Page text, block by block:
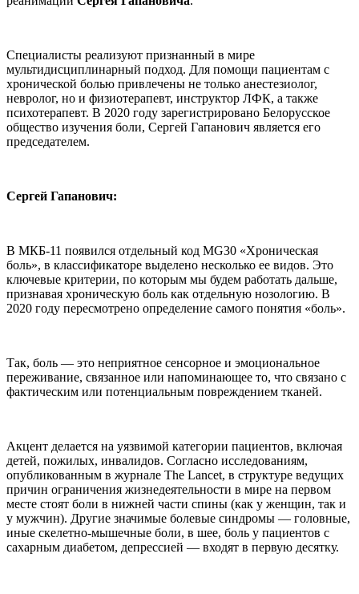
Специалисты реализуют признанный в мире
мультидисциплинарный подход. Для помощи пациентам с
хронической болью привлечены не только анестезиолог,
невролог, но и физиотерапевт, инструктор ЛФК, а также
психотерапевт. В 2020 году зарегистрировано Белорусское
общество изучения боли, Сергей Гапанович является его
председателем.
Сергей Гапанович:
В МКБ-11 появился отдельный код MG30 «Хроническая
боль», в классификаторе выделено несколько ее видов. Это
ключевые критерии, по которым мы будем работать дальше,
признавая хроническую боль как отдельную нозологию. В
2020 году пересмотрено определение самого понятия «боль».
Так, боль — это неприятное сенсорное и эмоциональное
переживание, связанное или напоминающее то, что связано с
фактическим или потенциальным повреждением тканей.
Акцент делается на уязвимой категории пациентов, включая
детей, пожилых, инвалидов. Согласно исследованиям,
опубликованным в журнале The Lancet, в структуре ведущих
причин ограничения жизнедеятельности в мире на первом
месте стоят боли в нижней части спины (как у женщин, так и
у мужчин). Другие значимые болевые синдромы — головные,
иные скелетно-мышечные боли, в шее, боль у пациентов с
сахарным диабетом, депрессией — входят в первую десятку.